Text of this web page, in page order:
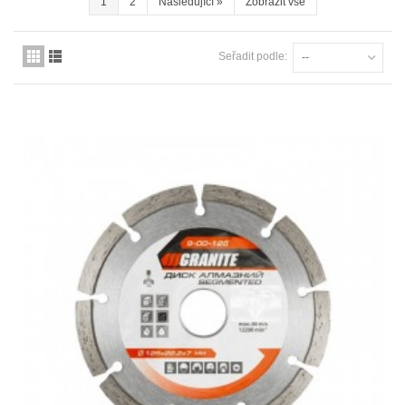
Seřadit podle: --